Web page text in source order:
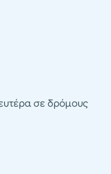
σε δρόμους